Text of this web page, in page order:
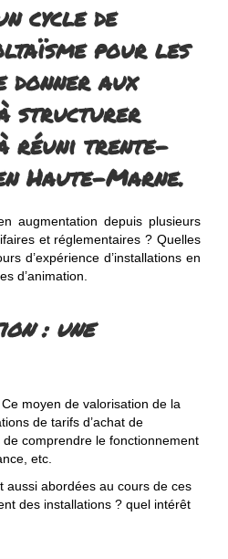
cycle de
pour les
aux
structurer
réuni trente-
Haute-Marne.
augmentation depuis plusieurs
et réglementaires ? Quelles
d’expérience d’installations en
d’animation.
: une
moyen de valorisation de la
de tarifs d’achat de
comprendre le fonctionnement
etc.
aussi abordées au cours de ces
des installations ? quel intérêt